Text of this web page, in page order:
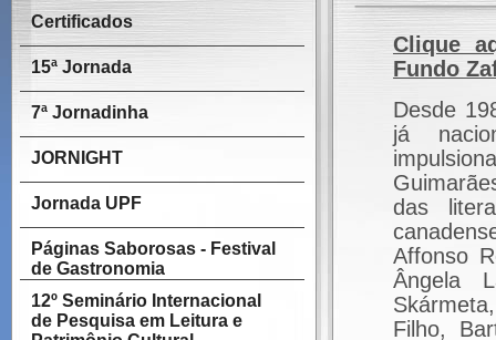
Certificados
15ª Jornada
7ª Jornadinha
JORNIGHT
Jornada UPF
Páginas Saborosas - Festival
de Gastronomia
12º Seminário Internacional
de Pesquisa em Leitura e
Clique
Fundo
Desde
já
das
Affonso
Ângela
Filho,